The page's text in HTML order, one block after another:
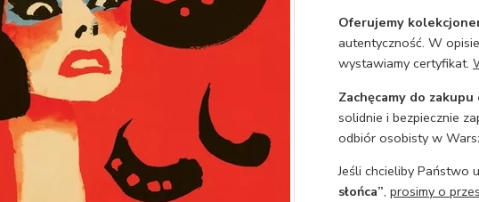
Oferujemy
autentyczność. W
wystawiamy certyfikat.
Zachęcamy do
solidnie i bezpiecznie
odbiór osobisty w
Jeśli chcieliby Państwo
słońca”, prosimy o